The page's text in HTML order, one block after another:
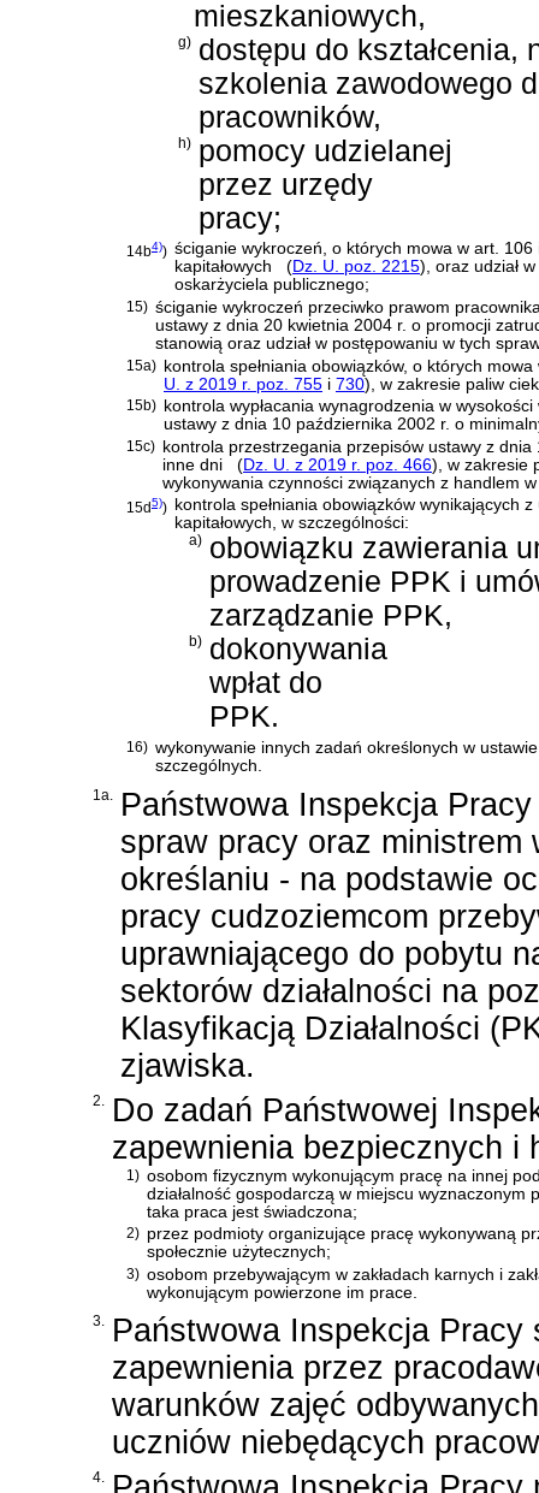
mieszkaniowych,
g) dostępu do kształcenia,
szkolenia zawodowego
pracowników,
h) pomocy udzielanej
przez urzędy
pracy;
14b4)) ściganie wykroczeń, o których mowa w art. 106
kapitałowych
(Dz. U. poz. 2215), oraz udział
oskarżyciela publicznego;
15) ściganie wykroczeń przeciwko prawom
ustawy z dnia 20 kwietnia 2004 r. o promocji
stanowią oraz udział w postępowaniu w tych
15a) kontrola spełniania obowiązków, o których
U. z 2019 r. poz. 755 i 730) , w zakresie paliw
15b) kontrola wypłacania wynagrodzenia w
ustawy z dnia 10 października 2002 r. o
15c) kontrola przestrzegania przepisów ustawy z dnia
inne dni
(Dz. U. z 2019 r. poz. 466) , w
wykonywania czynności związanych z handlem
15d5)) kontrola spełniania obowiązków wynikających z
kapitałowych, w szczególności:
a) obowiązku zawierania
prowadzenie PPK i
zarządzanie PPK,
b) dokonywania
wpłat do
PPK.
16) wykonywanie innych zadań określonych w
szczególnych.
1a.
Państwowa Inspekcja
spraw pracy oraz ministrem
określaniu - na podstawie
pracy cudzoziemcom
uprawniającego do pobytu
sektorów działalności na
Klasyfikacją Działalności
zjawiska.
2.
Do zadań Państwowej
zapewnienia bezpiecznych i
1) osobom fizycznym wykonującym pracę na innej
działalność gospodarczą w miejscu
taka praca jest świadczona;
2) przez podmioty organizujące pracę wykonywaną
społecznie użytecznych;
3) osobom przebywającym w zakładach karnych i
wykonującym powierzone im prace.
3. Państwowa Inspekcja
zapewnienia przez
warunków zajęć
uczniów niebędących
4.